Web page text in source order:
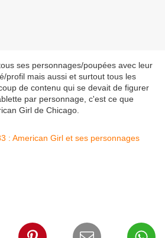
ses personnages/poupées avec leur
profil mais aussi et surtout tous les
de contenu qui se devait de figurer
par personnage, c'est ce que
Girl de Chicago.